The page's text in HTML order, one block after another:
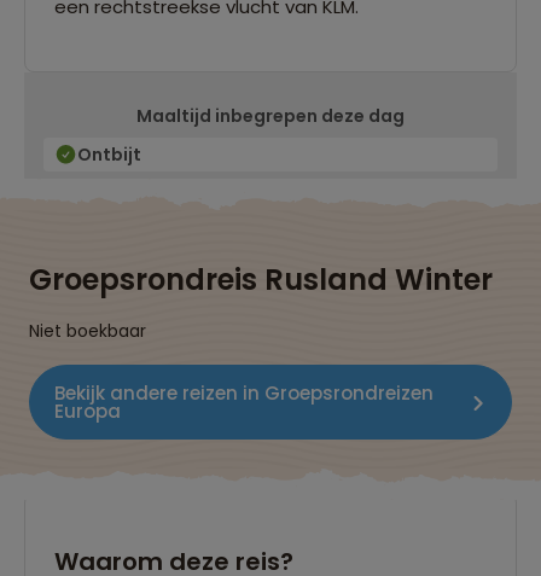
een rechtstreekse vlucht van KLM.
Maaltijd inbegrepen deze dag
Ontbijt
Groepsrondreis Rusland Winter
Niet boekbaar
Bekijk andere reizen in Groepsrondreizen
Europa
Waarom deze reis?